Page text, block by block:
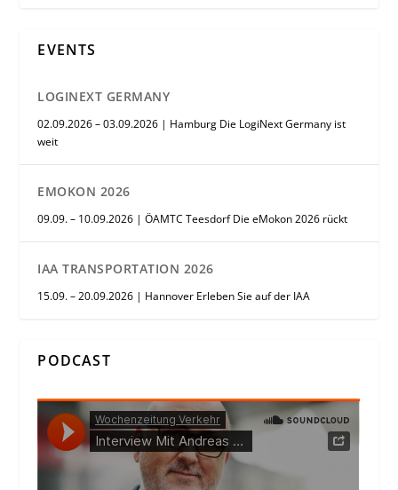
EVENTS
LOGINEXT GERMANY
02.09.2026 – 03.09.2026 | Hamburg Die LogiNext Germany ist
weit
EMOKON 2026
09.09. – 10.09.2026 | ÖAMTC Teesdorf Die eMokon 2026 rückt
IAA TRANSPORTATION 2026
15.09. – 20.09.2026 | Hannover Erleben Sie auf der IAA
PODCAST